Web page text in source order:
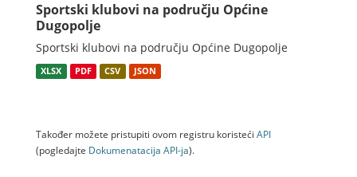
Sportski klubovi na području Općine
Dugopolje
Sportski klubovi na području Općine Dugopolje
XLSX PDF CSV JSON
Također možete pristupiti ovom registru koristeći API
(pogledajte Dokumenаtаcijа API-jа).